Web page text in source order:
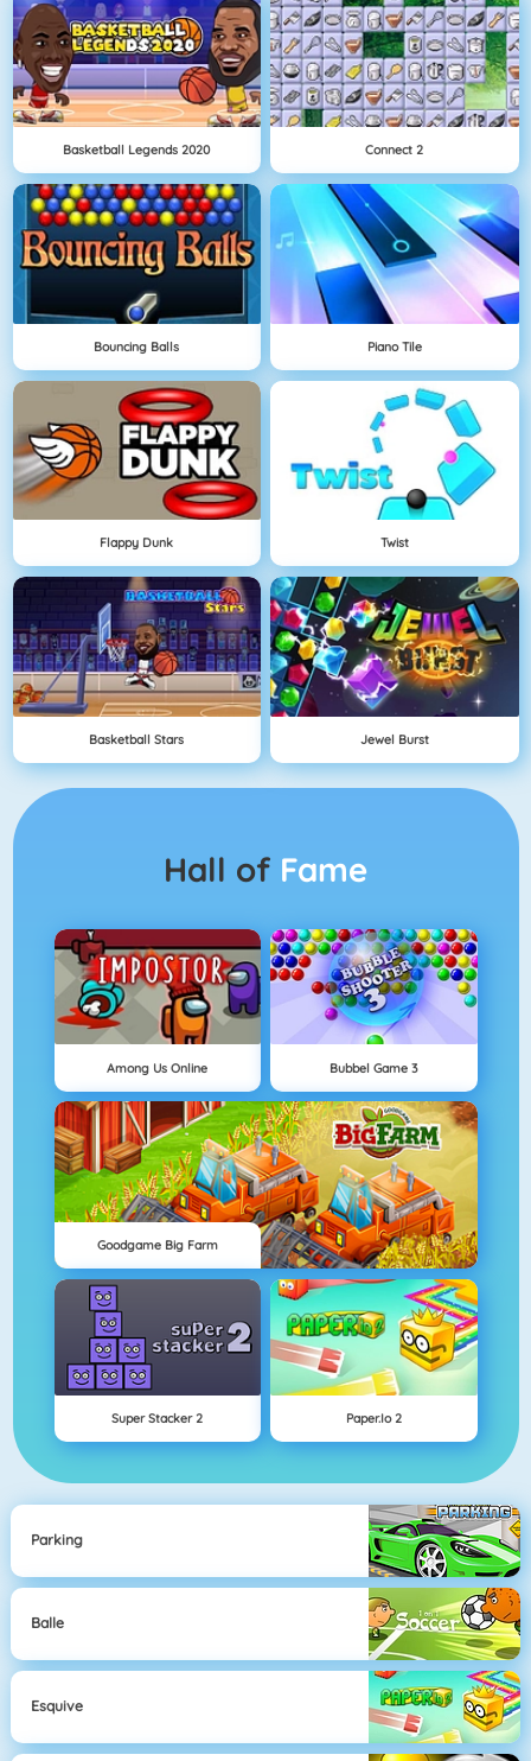
Basketball Legends 2020 Connect 2
Bouncing Balls Piano Tile
Flappy Dunk Twist
Basketball Stars Jewel Burst
Hall of Fame
Among Us Online Bubbel Game 3
Goodgame Big Farm
Super Stacker 2 Paper.io 2
Parking
Balle
Esquive